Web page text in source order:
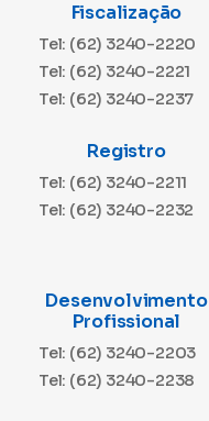
Fiscalização
Tel: (62) 3240-2220
Tel: (62) 3240-2221
Tel: (62) 3240-2237
Registro
Tel: (62) 3240-2211
Tel: (62) 3240-2232
Desenvolvimento
Profissional
Tel: (62) 3240-2203
Tel: (62) 3240-2238